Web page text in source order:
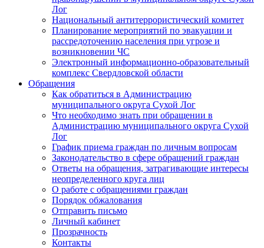
Лог
Национальный антитеррористический комитет
Планирование мероприятий по эвакуации и
рассредоточению населения при угрозе и
возникновении ЧС
Электронный информационно-образовательный
комплекс Свердловской области
Обращения
Как обратиться в Администрацию
муниципального округа Сухой Лог
Что необходимо знать при обращении в
Администрацию муниципального округа Сухой
Лог
График приема граждан по личным вопросам
Законодательство в сфере обращений граждан
Ответы на обращения, затрагивающие интересы
неопределенного круга лиц
О работе с обращениями граждан
Порядок обжалования
Отправить письмо
Личный кабинет
Прозрачность
Контакты